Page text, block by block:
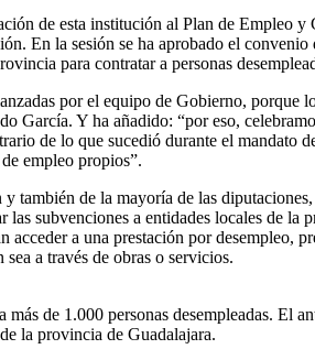
de esta institución al Plan de Empleo y
En la sesión se ha aprobado el
para contratar a personas
por el equipo de Gobierno, porque
García. Y ha añadido: “por eso,
de lo que sucedió durante el mandato
empleo propios”.
también de la mayoría de las
subvenciones a entidades locales de la
a una prestación por desempleo,
a través de obras o servicios.
de 1.000 personas desempleadas. El
la provincia de Guadalajara.